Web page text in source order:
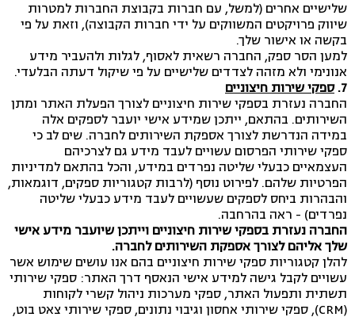
שלישיים אחרים (למשל, עם חברות בקבוצת החברות למטרות
שיווק פרויקטים המשווקים על ידי חברות הקבוצה), וזאת על פי
בקשה או אישור שלך.
למען הסר ספק, החברה רשאית לאסוף, לגלות ולהעביר מידע
אנונימי ולא מזהה לצדדים שלישיים על פי שיקול דעתה הבלעדי.
7. ספקי שירות חיצוניים
החברה נעזרת בספקי שירות חיצוניים לצורך הפעלת האתר ומתן
השירותים. בהתאם, ייתכן שמידע אישי יועבר לספקים אלה
במידה הנדרשת לצורך אספקת השירותים לחברה. שים לב כי
ספקי שירותי הפרסום עשויים לעבד מידע גם לצרכיהם
העצמאיים כבעלי שליטה נפרדים במידע, והכל בהתאם למדיניות
הפרטיות שלהם. לפירוט נוסף (לרבות קטגוריות ספקים, דוגמאות,
והבהרות ביחס לספקים שעשויים לעבד מידע כבעלי שליטה
נפרדים) - ראה בהרחבה.
החברה נעזרת בספקי שירות חיצוניים וייתכן שיועבר מידע אישי
שלך אליהם לצורך אספקת השירותים לחברה.
להלן קטגוריות ספקי שירות חיצוניים בהם אנו עושים שימוש אשר
עשויים לקבל גישה למידע אישי הנאסף דרך האתר: ספקי שירותי
תשתית ותפעול האתר, ספקי מערכות ניהול קשרי לקוחות
(CRM), ספקי שירותי אחסון וגיבוי נתונים, ספקי שירותי צאט בוט,